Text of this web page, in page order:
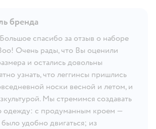
бренда
спасибо за отзыв о наборе
Очень рады, что Вы оценили
и остались довольны
узнать, что леггинсы пришлись
носки весной и летом, и
Мы стремимся создавать
одежду: с продуманным кроем —
удобно двигаться; из